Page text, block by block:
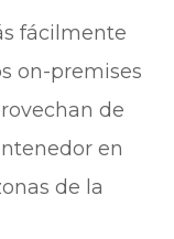
fácilmente
on-premises
de
en
de la